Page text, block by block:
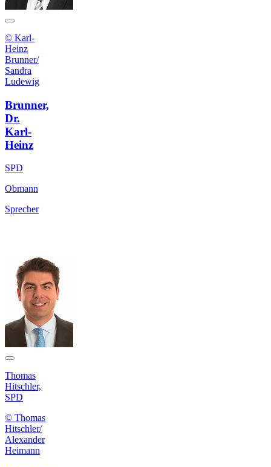
© Karl-
Heinz
Brunner/
Sandra
Ludewig
Brunner,
Dr.
Karl-
Heinz
SPD
Obmann
Sprecher
Thomas
Hitschler,
SPD
© Thomas
Hitschler/
Alexander
Heimann